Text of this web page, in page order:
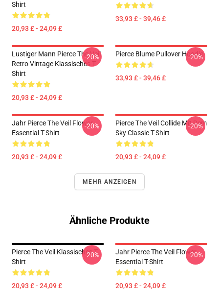
Shirt
20,93 £ - 24,09 £
33,93 £ - 39,46 £
Lustiger Mann Pierce The Veil
Retro Vintage Klassisches T-
Shirt
20,93 £ - 24,09 £
-20% Pierce Blume Pullover Hoodie
33,93 £ - 39,46 £
-20%
Jahr Pierce The Veil Flower
Essential T-Shirt
20,93 £ - 24,09 £
-20%
Pierce The Veil Collide Mit Dem
Sky Classic T-Shirt
20,93 £ - 24,09 £
-20%
MEHR ANZEIGEN
Ähnliche Produkte
Pierce The Veil Klassisches T-
Shirt
20,93 £ - 24,09 £
-20%
Jahr Pierce The Veil Flower
Essential T-Shirt
20,93 £ - 24,09 £
-20%